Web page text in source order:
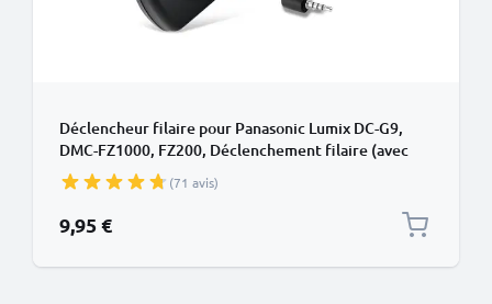
Déclencheur filaire pour Panasonic Lumix DC-G9,
DMC-FZ1000, FZ200, Déclenchement filaire (avec
câble) déclencheur pour appareil photo de CELLONIC
(71 avis)
9,95 €